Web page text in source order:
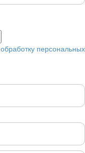
обработку персональных